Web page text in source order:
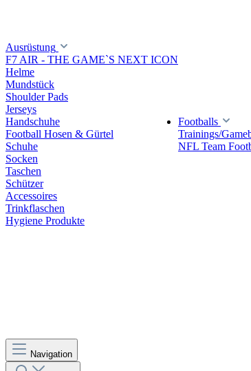
Ausrüstung
F7 AIR - THE GAME`S NEXT ICON
Helme
Mundstück
Shoulder Pads
Jerseys
Handschuhe
Football Hosen & Gürtel
Schuhe
Socken
Taschen
Schützer
Accessoires
Trinkflaschen
Hygiene Produkte
Footballs
Trainings/
NFL Team
Navigation